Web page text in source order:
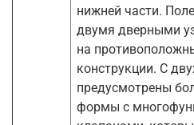
нижней части.
двумя дверными
на
конструкции. С
предусмотрены
формы с